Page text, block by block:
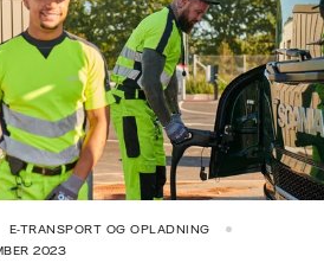
E-TRANSPORT OG OPLADNING
2023